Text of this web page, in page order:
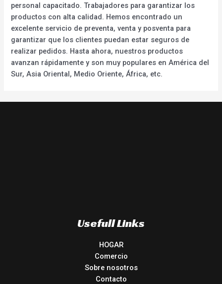
personal capacitado. Trabajadores para garantizar los
productos con alta calidad. Hemos encontrado un
excelente servicio de preventa, venta y posventa para
garantizar que los clientes puedan estar seguros de
realizar pedidos. Hasta ahora, nuestros productos
avanzan rápidamente y son muy populares en América del
Sur, Asia Oriental, Medio Oriente, África, etc.
Usefull Links
HOGAR
Comercio
Sobre nosotros
Contacto